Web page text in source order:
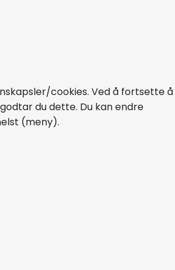
cookies. Ved å fortsette å
du dette. Du kan endre
(meny).